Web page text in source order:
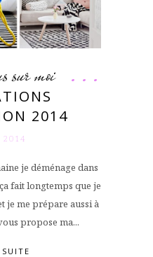
sur moi
2014
2014
je déménage dans
fait longtemps que je
je me prépare aussi à
propose ma...